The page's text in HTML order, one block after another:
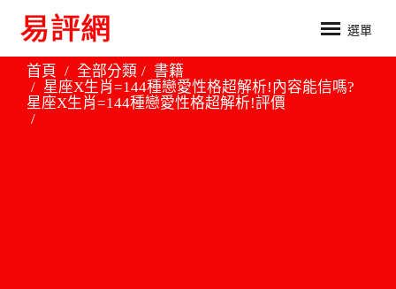
選單
首頁 全部分類
書籍
星座X生肖=144種戀愛性格超解析!內容能信嗎?
星座X生肖=144種戀愛性格超解析!評價